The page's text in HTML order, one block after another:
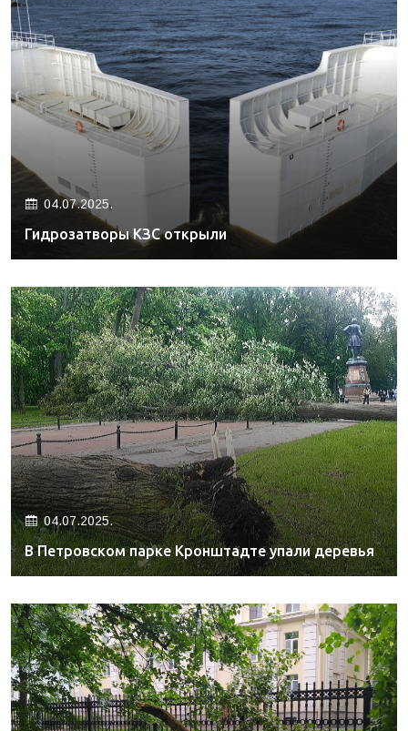
04.07.2025.
Гидрозатворы КЗС открыли
04.07.2025.
В Петровском парке Кронштадте упали деревья